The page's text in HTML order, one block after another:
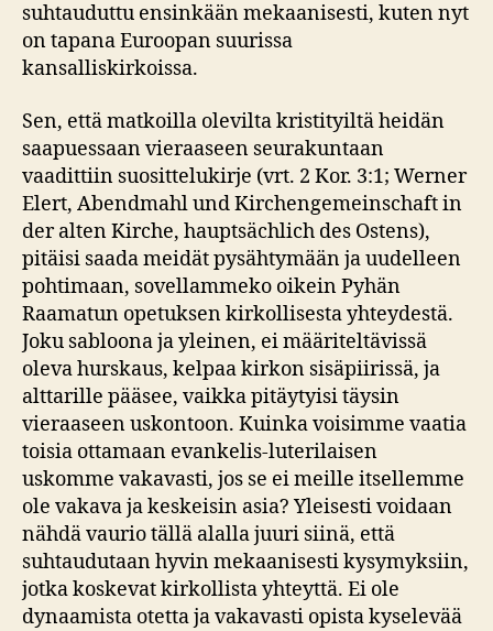
suhtauduttu ensinkään mekaanisesti, kuten nyt
on tapana Euroopan suurissa
kansalliskirkoissa.
Sen, että matkoilla olevilta kristityiltä heidän
saapuessaan vieraaseen seurakuntaan
vaadittiin suosittelukirje (vrt. 2 Kor. 3:1; Werner
Elert, Abendmahl und Kirchengemeinschaft in
der alten Kirche, hauptsächlich des Ostens),
pitäisi saada meidät pysähtymään ja uudelleen
pohtimaan, sovellammeko oikein Pyhän
Raamatun opetuksen kirkollisesta yhteydestä.
Joku sabloona ja yleinen, ei määriteltävissä
oleva hurskaus, kelpaa kirkon sisäpiirissä, ja
alttarille pääsee, vaikka pitäytyisi täysin
vieraaseen uskontoon. Kuinka voisimme vaatia
toisia ottamaan evankelis-luterilaisen
uskomme vakavasti, jos se ei meille itsellemme
ole vakava ja keskeisin asia? Yleisesti voidaan
nähdä vaurio tällä alalla juuri siinä, että
suhtaudutaan hyvin mekaanisesti kysymyksiin,
jotka koskevat kirkollista yhteyttä. Ei ole
dynaamista otetta ja vakavasti opista kyselevää